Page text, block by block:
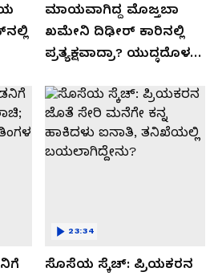
ಮಾಯವಾಗಿದ್ದ ಮೊಜ್ತಬಾ
ಖಮೇನಿ ದಿಢೀರ್ ಕಾರಿನಲ್ಲಿ
ಪ್ರತ್ಯಕ್ಷವಾದ್ರಾ? ಯುದ್ಧದೊಳಗೆ
ಸೊಸೆಯ ಸ್ಕೆಚ್: ಪ್ರಿಯಕರನ
23:34